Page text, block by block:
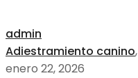
admin
Adiestramiento canino,
enero 22, 2026